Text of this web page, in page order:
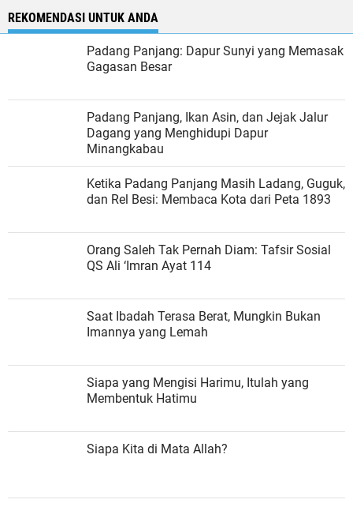
REKOMENDASI UNTUK ANDA
Padang Panjang: Dapur Sunyi yang Memasak
Gagasan Besar
Padang Panjang, Ikan Asin, dan Jejak Jalur
Dagang yang Menghidupi Dapur
Minangkabau
Ketika Padang Panjang Masih Ladang, Guguk,
dan Rel Besi: Membaca Kota dari Peta 1893
Orang Saleh Tak Pernah Diam: Tafsir Sosial
QS Ali ‘Imran Ayat 114
Saat Ibadah Terasa Berat, Mungkin Bukan
Imannya yang Lemah
Siapa yang Mengisi Harimu, Itulah yang
Membentuk Hatimu
Siapa Kita di Mata Allah?